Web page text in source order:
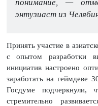
понимание, —
энтузиаст из
Принять участие в
с опытом разработки
инициатив настроено
заработать на геймдеве
Госдуме подчеркнули,
стремительно